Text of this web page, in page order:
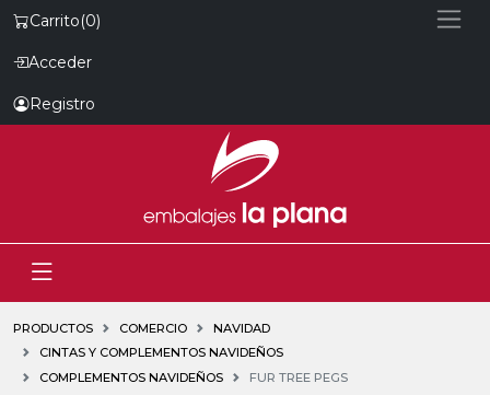
Carrito(0)
Acceder
Registro
PRODUCTOS COMERCIO
NAVIDAD
CINTAS Y COMPLEMENTOS NAVIDEÑOS
COMPLEMENTOS NAVIDEÑOS
FUR TREE PEGS